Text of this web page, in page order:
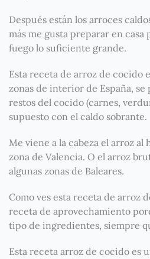
Después están los arroces
más me gusta preparar en
fuego lo suficiente grande.
Esta receta de arroz de cocido
zonas de interior de España, se
restos del cocido (carnes,
supuesto con el caldo sobrante.
Me viene a la cabeza el arroz al
zona de Valencia. O el arroz
algunas zonas de Baleares.
Como ves esta receta de arroz
receta de aprovechamiento
tipo de ingredientes, siempre
Esta receta arroz de cocido es